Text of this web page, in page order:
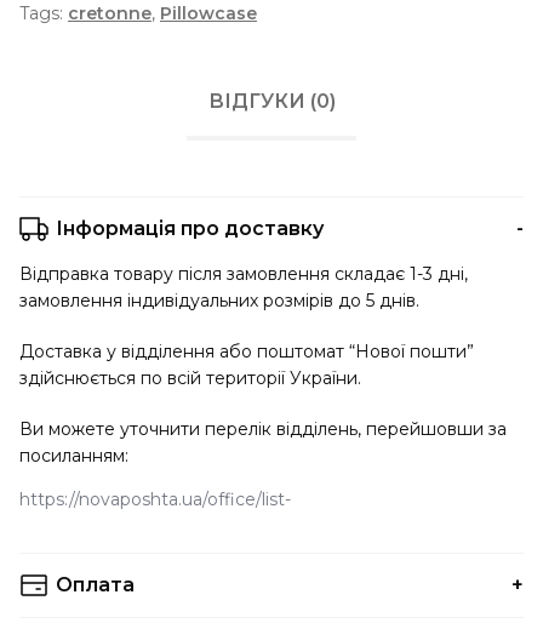
Tags: cretonne, Pillowcase
ВІДГУКИ (0)
Інформація про доставку
Відправка товару після замовлення складає 1-3 дні,
замовлення індивідуальних розмірів до 5 днів.
Доставка у відділення або поштомат “Нової пошти”
здійснюється по всій території України.
Ви можете уточнити перелік відділень, перейшовши за
посиланням:
https://novaposhta.ua/office/list
Оплата